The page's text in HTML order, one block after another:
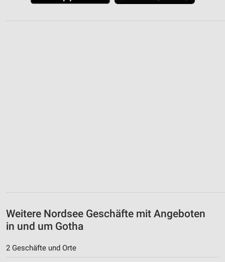
Weitere Nordsee Geschäfte mit Angeboten
in und um Gotha
2 Geschäfte und Orte